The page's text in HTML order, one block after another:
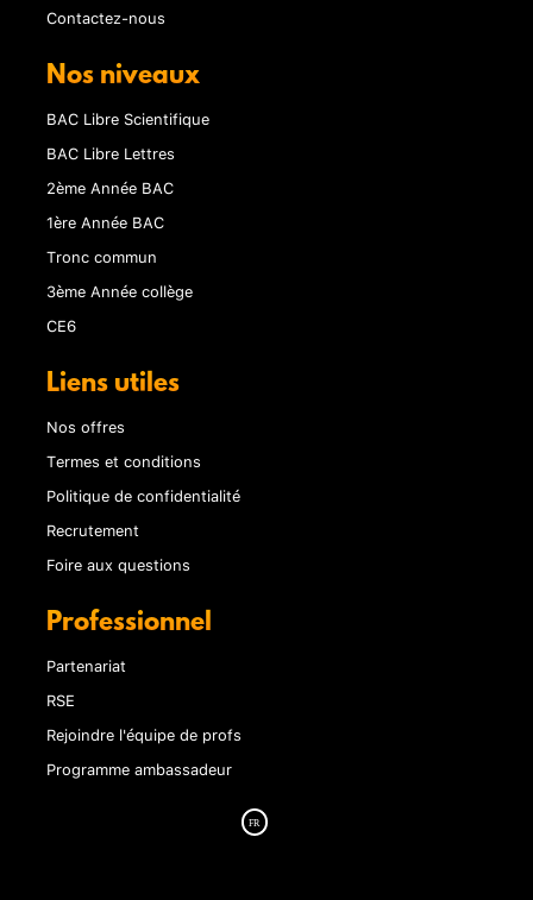
Contactez-nous
Nos niveaux
BAC Libre Scientifique
BAC Libre Lettres
2ème Année BAC
1ère Année BAC
Tronc commun
3ème Année collège
CE6
Liens utiles
Nos offres
Termes et conditions
Politique de confidentialité
Recrutement
Foire aux questions
Professionnel
Partenariat
RSE
Rejoindre l'équipe de profs
Programme ambassadeur